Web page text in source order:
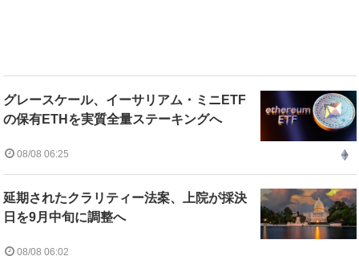
グレースケール、イーサリアム・ミニETF
の保有ETHを実質全量ステーキングへ
08/08 06:25
延期されたクラリティー法案、上院が採決
日を9月中旬に調整へ
08/08 06:02